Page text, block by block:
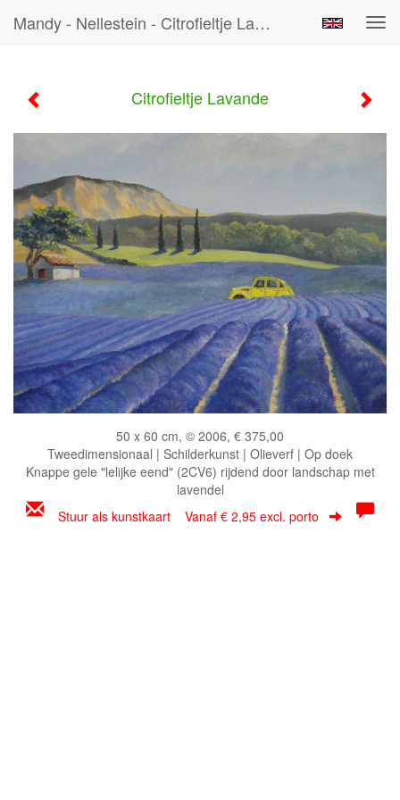
Mandy - Nellestein - Citrofieltje Lavande
Citrofieltje Lavande
50 x 60 cm, © 2006, € 375,00
Tweedimensionaal | Schilderkunst | Olieverf | Op doek
Knappe gele "lelijke eend" (2CV6) rijdend door landschap met
lavendel
Stuur als kunstkaart Vanaf € 2,95 excl. porto